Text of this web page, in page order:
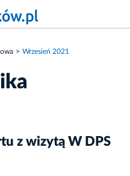
Wrzesień 2021
z wizytą W DPS